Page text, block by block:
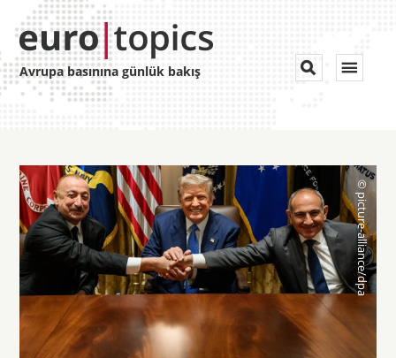
Avrupa basınına günlük bakış Toggle

